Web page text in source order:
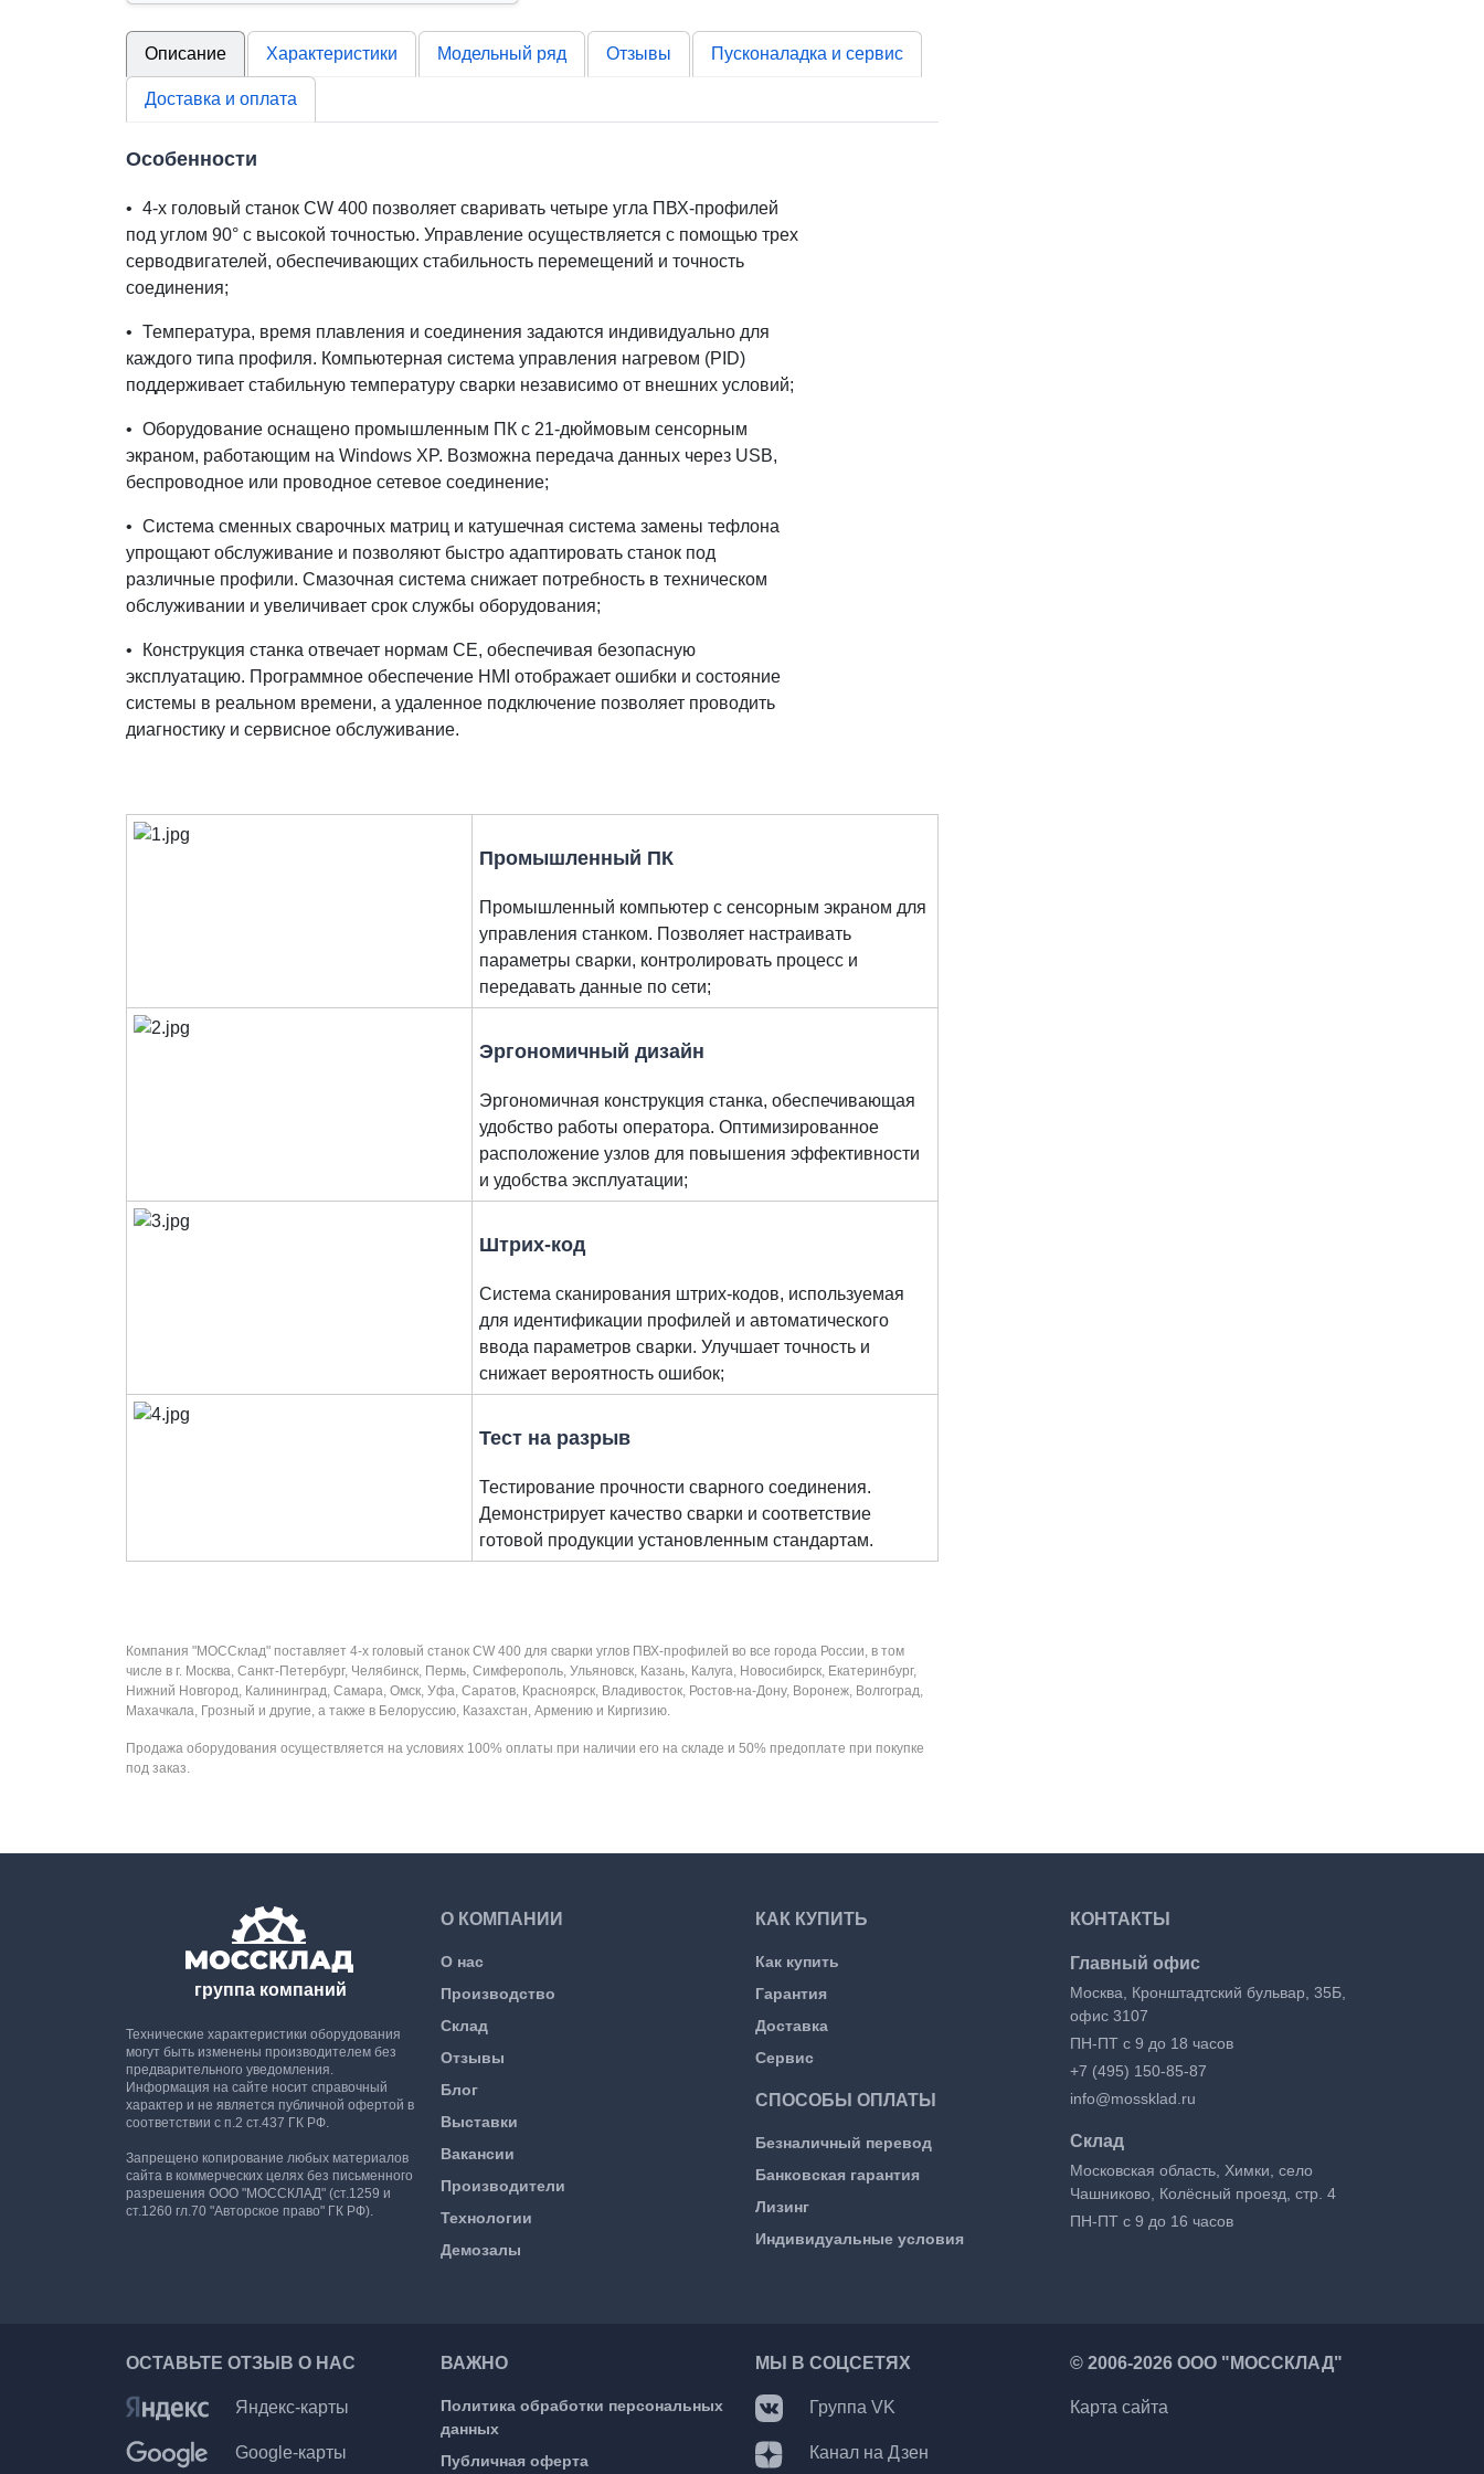
Описание Характеристики Модельный ряд Отзывы Пусконаладка и сервис
Доставка и оплата
Особенности
• 4-х головый станок CW 400 позволяет сваривать четыре угла ПВХ-профилей
под углом 90° с высокой точностью. Управление осуществляется с помощью трех
серводвигателей, обеспечивающих стабильность перемещений и точность
соединения;
• Температура, время плавления и соединения задаются индивидуально для
каждого типа профиля. Компьютерная система управления нагревом (PID)
поддерживает стабильную температуру сварки независимо от внешних условий;
• Оборудование оснащено промышленным ПК с 21-дюймовым сенсорным
экраном, работающим на Windows XP. Возможна передача данных через USB,
беспроводное или проводное сетевое соединение;
• Система сменных сварочных матриц и катушечная система замены тефлона
упрощают обслуживание и позволяют быстро адаптировать станок под
различные профили. Смазочная система снижает потребность в техническом
обслуживании и увеличивает срок службы оборудования;
•
Конструкция станка отвечает нормам CE, обеспечивая безопасную
эксплуатацию. Программное обеспечение HMI отображает ошибки и состояние
системы в реальном времени, а удаленное подключение позволяет проводить
диагностику и сервисное обслуживание.
Промышленный ПК
Промышленный компьютер с сенсорным экраном для
управления станком. Позволяет настраивать
параметры сварки, контролировать процесс и
передавать данные по сети;
Эргономичный дизайн
Эргономичная конструкция станка, обеспечивающая
удобство работы оператора. Оптимизированное
расположение узлов для повышения эффективности
и удобства эксплуатации;
Штрих-код
Система сканирования штрих-кодов, используемая
для идентификации профилей и автоматического
ввода параметров сварки. Улучшает точность и
снижает вероятность ошибок;
Тест на разрыв
Тестирование прочности сварного соединения.
Демонстрирует качество сварки и соответствие
готовой продукции установленным стандартам.
Компания "МОССклад" поставляет 4-х головый станок CW 400 для сварки углов ПВХ-профилей во все города России, в том
числе в г. Москва, Санкт-Петербург, Челябинск, Пермь, Симферополь, Ульяновск, Казань, Калуга, Новосибирск, Екатеринбург,
Нижний Новгород, Калининград, Самара, Омск, Уфа, Саратов, Красноярск, Владивосток, Ростов-на-Дону, Воронеж, Волгоград,
Махачкала, Грозный и другие, а также в Белоруссию, Казахстан, Армению и Киргизию.
Продажа оборудования осуществляется на условиях 100% оплаты при наличии его на складе и 50% предоплате при покупке
под заказ.
группа компаний
Технические характеристики оборудования
могут быть изменены производителем без
предварительного уведомления.
Информация на сайте носит справочный
характер и не является публичной офертой в
соответствии с п.2 ст.437 ГК РФ.
Запрещено копирование любых материалов
сайта в коммерческих целях без письменного
разрешения ООО "МОССКЛАД" (ст.1259 и
ст.1260 гл.70 "Авторское право" ГК РФ).
О КОМПАНИИ
О нас
Производство
Склад
Отзывы
Блог
Выставки
Вакансии
Производители
Технологии
Демозалы
КАК КУПИТЬ
Как купить
Гарантия
Доставка
Сервис
СПОСОБЫ ОПЛАТЫ
Безналичный перевод
Банковская гарантия
Лизинг
Индивидуальные условия
КОНТАКТЫ
Главный офис
Москва, Кронштадтский бульвар, 35Б,
офис 3107
ПН-ПТ с 9 до 18 часов
+7 (495) 150-85-87
info@mossklad.ru
Склад
Московская область, Химки, село
Чашниково, Колёсный проезд, стр. 4
ПН-ПТ с 9 до 16 часов
ОСТАВЬТЕ ОТЗЫВ О НАС
Яндекс-карты
Google-карты
ВАЖНО
Политика обработки персональных
данных
Публичная оферта
МЫ В СОЦСЕТЯХ
Группа VK
Канал на Дзен
© 2006-2026 ООО "МОССКЛАД"
Карта сайта